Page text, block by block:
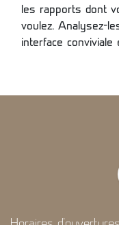
les rapports dont
voulez. Analysez-
interface conviviale